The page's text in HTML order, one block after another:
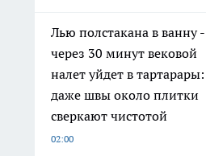
Лью полстакана в ванну -
через 30 минут вековой
налет уйдет в тартарары:
даже швы около плитки
сверкают чистотой
02:00